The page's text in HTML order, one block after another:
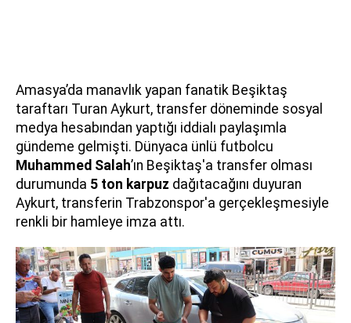
Amasya’da manavlık yapan fanatik Beşiktaş
taraftarı Turan Aykurt, transfer döneminde sosyal
medya hesabından yaptığı iddialı paylaşımla
gündeme gelmişti. Dünyaca ünlü futbolcu
Muhammed Salah’ın Beşiktaş'a transfer olması
durumunda 5 ton karpuz dağıtacağını duyuran
Aykurt, transferin Trabzonspor'a gerçekleşmesiyle
renkli bir hamleye imza attı.